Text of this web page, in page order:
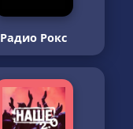
Радио Рокс